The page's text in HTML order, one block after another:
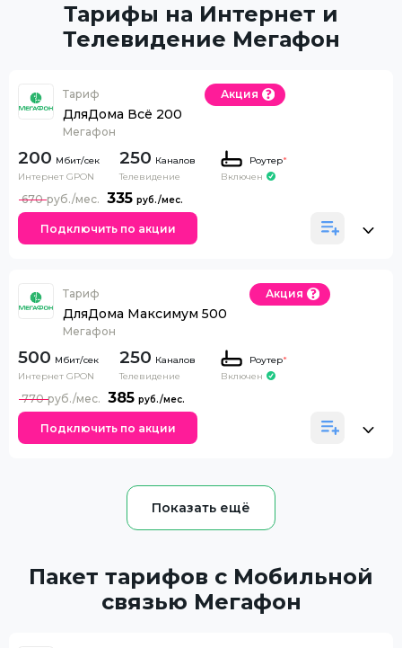
Тарифы на Интернет и
Телевидение Мегафон
Тариф
ДляДома Всё 200
Мегафон
Акция
200
Интернет GPON
250 Каналов
Телевидение
Роутер*
Включен
335
670
Подключить по акции
Тариф
ДляДома Максимум 500
Мегафон
Акция
500
Интернет GPON
250 Каналов
Телевидение
Роутер*
Включен
385
770
Подключить по акции
Пакет тарифов с Мобильной
связью Мегафон